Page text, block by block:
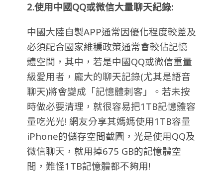
2.使用中國QQ或微信大量聊天紀錄:
中國大陸自製APP通常因優化程度較差及
必須配合國家維穩政策通常會較佔記憶
體空間，其中，若是中國QQ或微信重量
級愛用者，龐大的聊天記錄(尤其是語音
聊天)將會變成「記憶體刺客」。若未按
時做必要清理，就很容易把1TB記憶體容
量吃光光! 網友分享其媽媽使用1TB容量
iPhone的儲存空間截圖，光是使用QQ及
微信聊天，就用掉675 GB的記憶體空
間，難怪1TB記憶體都不夠用!